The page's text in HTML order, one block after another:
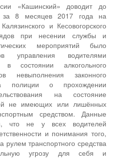
«Кашинский» доводит до
за 8 месяцев 2017 года на
и Кесовогорского
при несении службы и
мероприятий было
управления водителями
в состоянии алкогольного
невыполнения законного
полиции о прохождении
на состояние
не имеющих или лишённых
средством. Данные
что не у всех водителей
и понимания того,
рулем транспортного средства
угрозу для себя и